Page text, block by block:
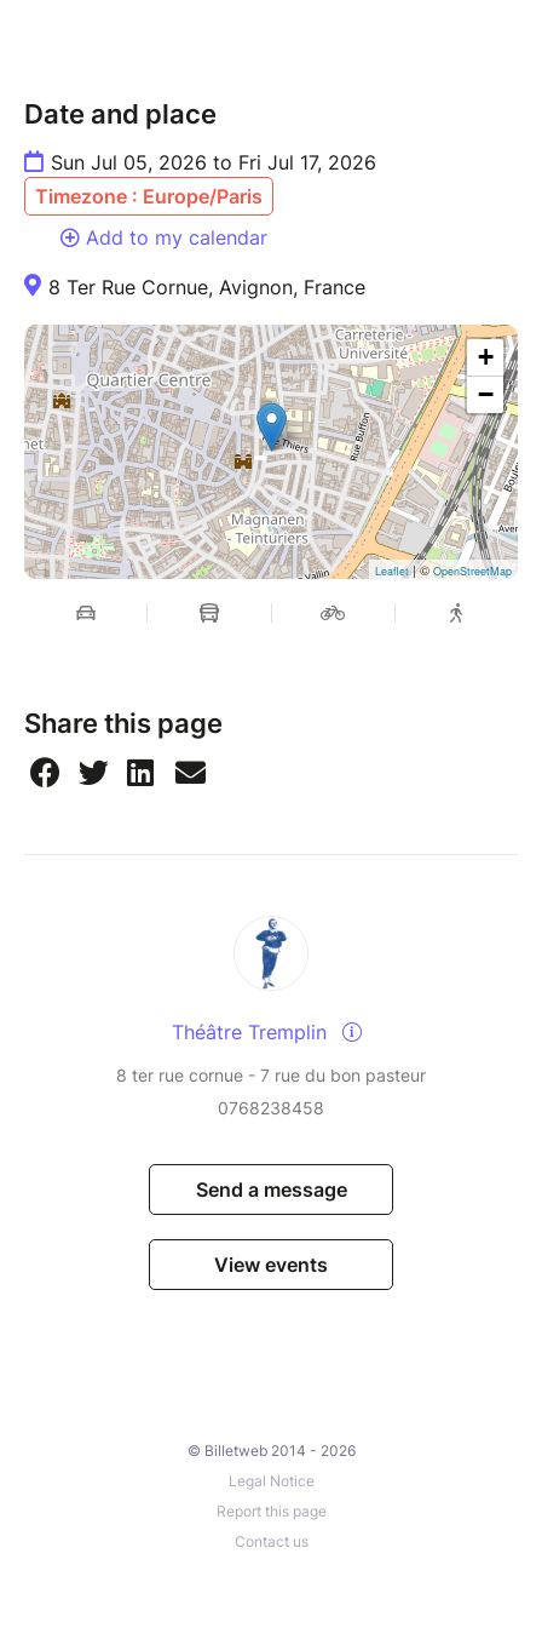
Date and place
Sun Jul 05, 2026 to Fri Jul 17, 2026
Timezone : Europe/Paris
Add to my calendar
8 Ter Rue Cornue, Avignon, France
+
−
Leaflet| ©OpenStreetMap
Share this page
Théâtre Tremplin
8 ter rue cornue - 7 rue du bon pasteur
0768238458
Send a message
View events
© Billetweb 2014 - 2026
Legal Notice
Report this page
Contact us